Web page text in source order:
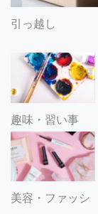
引っ越し
趣味・習い事
美容・ファッシ